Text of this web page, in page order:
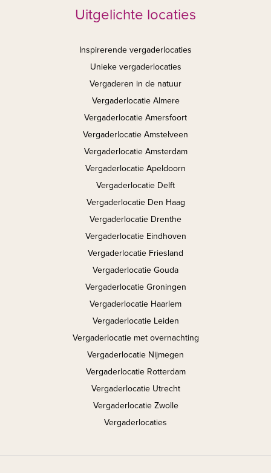
Uitgelichte locaties
Inspirerende vergaderlocaties
Unieke vergaderlocaties
Vergaderen in de natuur
Vergaderlocatie Almere
Vergaderlocatie Amersfoort
Vergaderlocatie Amstelveen
Vergaderlocatie Amsterdam
Vergaderlocatie Apeldoorn
Vergaderlocatie Delft
Vergaderlocatie Den Haag
Vergaderlocatie Drenthe
Vergaderlocatie Eindhoven
Vergaderlocatie Friesland
Vergaderlocatie Gouda
Vergaderlocatie Groningen
Vergaderlocatie Haarlem
Vergaderlocatie Leiden
Vergaderlocatie met overnachting
Vergaderlocatie Nijmegen
Vergaderlocatie Rotterdam
Vergaderlocatie Utrecht
Vergaderlocatie Zwolle
Vergaderlocaties